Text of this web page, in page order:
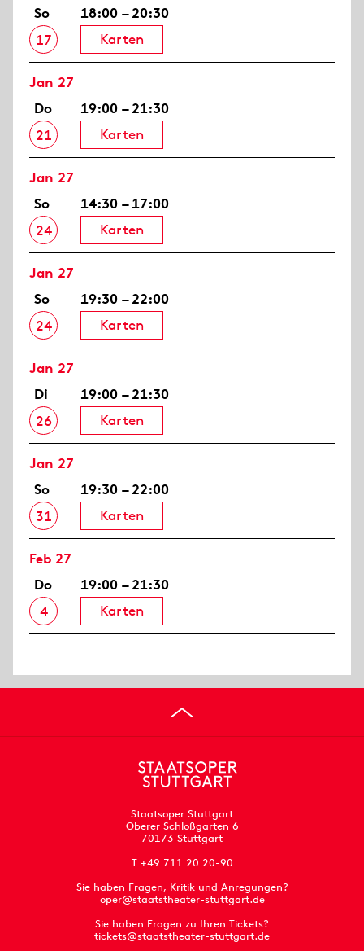
So
17
18:00 – 20:30
Karten
Jan 27
Do
21
19:00 – 21:30
Karten
Jan 27
So
24
14:30 – 17:00
Karten
Jan 27
So
24
19:30 – 22:00
Karten
Jan 27
Di
26
19:00 – 21:30
Karten
Jan 27
So
31
19:30 – 22:00
Karten
Feb 27
Do
4
19:00 – 21:30
Karten
Staatsoper Stuttgart
Oberer Schloßgarten 6
70173 Stuttgart
T +49 711 20 20-90
Sie haben Fragen, Kritik und Anregungen?
oper@staatstheater-stuttgart.de
Sie haben Fragen zu Ihren Tickets?
tickets@staatstheater-stuttgart.de